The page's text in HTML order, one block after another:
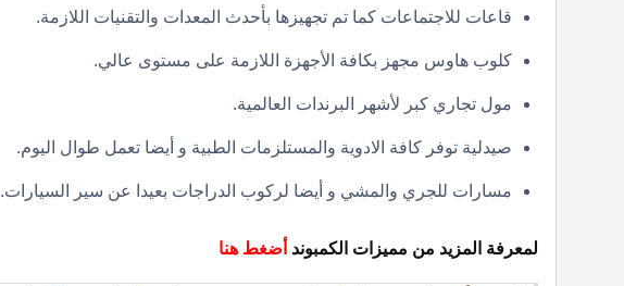
قاعات للاجتماعات كما تم تجهيزها بأحدث المعدات والتقنيات اللازمة.
كلوب هاوس مجهز بكافة الأجهزة اللازمة على مستوى عالي.
مول تجاري كبر لأشهر البرندات العالمية.
صيدلية توفر كافة الادوية والمستلزمات الطبية و أيضا تعمل طوال اليوم.
مسارات للجري والمشي و أيضا لركوب الدراجات بعيدا عن سير السيارات.
لمعرفة المزيد من مميزات الكمبوند أضغط هنا